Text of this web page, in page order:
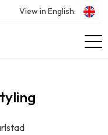
View in English: